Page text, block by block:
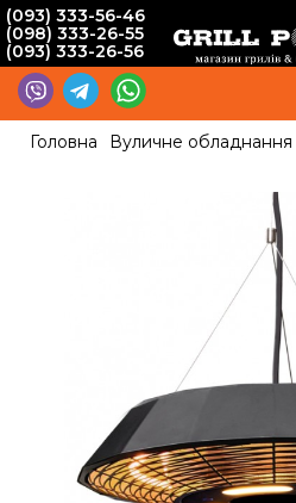
(093) 333-56-46
(098) 333-26-55
(093) 333-26-56
Головна Вуличне обладнання